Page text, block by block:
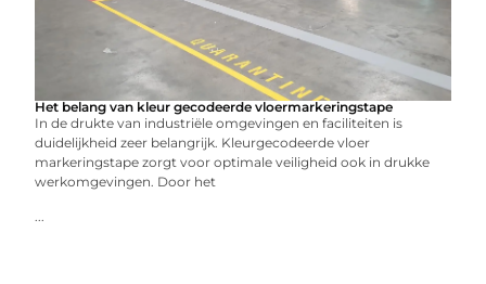
Het belang van kleur gecodeerde vloermarkeringstape
In de drukte van industriële omgevingen en faciliteiten is
duidelijkheid zeer belangrijk. Kleurgecodeerde vloer
markeringstape zorgt voor optimale veiligheid ook in drukke
werkomgevingen. Door het
...